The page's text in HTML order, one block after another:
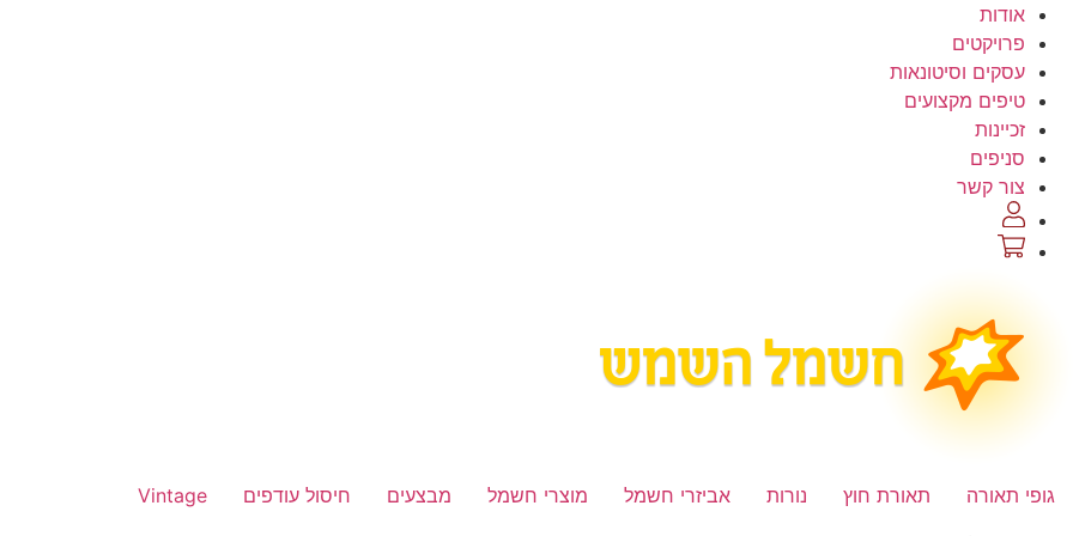
לתוכן
אודות
פרויקטים
עסקים וסיטונאות
טיפים מקצועים
זכיינות
סניפים
צור קשר
גופי תאורה תאורת חוץ נורות אביזרי חשמל מוצרי חשמל מבצעים חיסול עודפים
Vintage